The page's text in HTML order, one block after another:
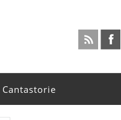
Cantastorie